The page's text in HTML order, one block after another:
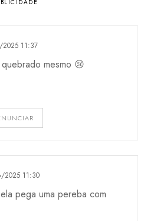
11:37
mesmo 😢
2025 11:30
pega uma pereba com